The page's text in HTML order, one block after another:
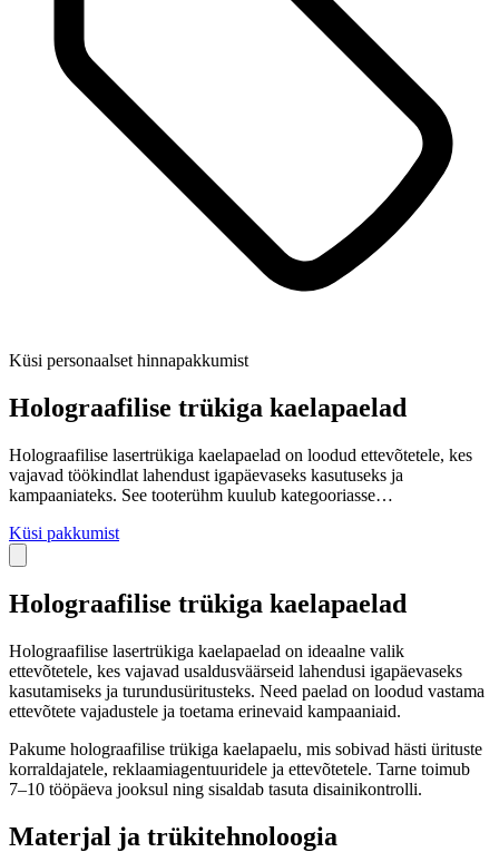
Küsi personaalset hinnapakkumist
Holograafilise trükiga kaelapaelad
Holograafilise lasertrükiga kaelapaelad on loodud ettevõtetele, kes
vajavad töökindlat lahendust igapäevaseks kasutuseks ja
kampaaniateks. See tooterühm kuulub kategooriasse…
Küsi pakkumist
Holograafilise trükiga kaelapaelad
Holograafilise lasertrükiga kaelapaelad on ideaalne valik
ettevõtetele, kes vajavad usaldusväärseid lahendusi igapäevaseks
kasutamiseks ja turundusüritusteks. Need paelad on loodud vastama
ettevõtete vajadustele ja toetama erinevaid kampaaniaid.
Pakume holograafilise trükiga kaelapaelu, mis sobivad hästi ürituste
korraldajatele, reklaamiagentuuridele ja ettevõtetele. Tarne toimub
7–10 tööpäeva jooksul ning sisaldab tasuta disainikontrolli.
Materjal ja trükitehnoloogia